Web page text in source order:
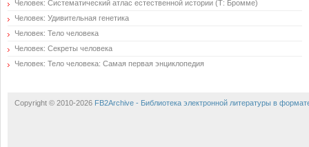
Человек: Систематический атлас естественной истории (Т: Бромме)
Человек: Удивительная генетика
Человек: Тело человека
Человек: Секреты человека
Человек: Тело человека: Самая первая энциклопедия
Copyright © 2010-2026 FB2Archive - Библиотека электронной литературы в